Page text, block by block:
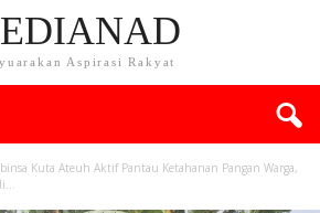
Aspirasi Rakyat
Kuta Ateuh Aktif Pantau Ketahanan Pangan Warga,